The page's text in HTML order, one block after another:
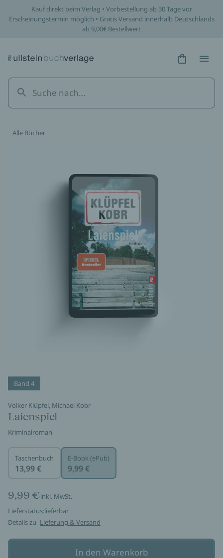
Kauf direkt beim Verlag • Vorbestellung ab 30 Tage vor
Erscheinungstermin möglich • Gratis Versand innerhalb Deutschlands
ab 9,00€ Bestellwert
Hidden
Alle Bücher
Band 4
Volker Klüpfel, Michael Kobr
Laienspiel
Kriminalroman
Taschenbuch
13,99 €
E-Book (ePub)
9,99 €
9,99 €inkl. MwSt.
Lieferstatus:lieferbar
Details zu Lieferung & Versand
In den Warenkorb